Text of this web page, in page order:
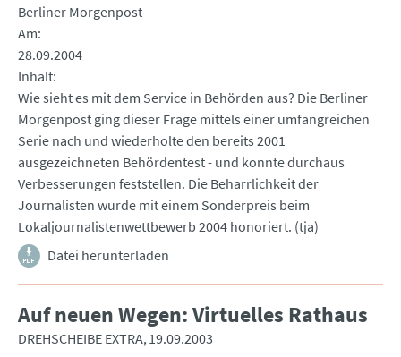
Berliner Morgenpost
Am
28.09.2004
Inhalt
Wie sieht es mit dem Service in Behörden aus? Die Berliner
Morgenpost ging dieser Frage mittels einer umfangreichen
Serie nach und wiederholte den bereits 2001
ausgezeichneten Behördentest - und konnte durchaus
Verbesserungen feststellen. Die Beharrlichkeit der
Journalisten wurde mit einem Sonderpreis beim
Lokaljournalistenwettbewerb 2004 honoriert. (tja)
Datei herunterladen
Auf neuen Wegen: Virtuelles Rathaus
DREHSCHEIBE EXTRA 19.09.2003